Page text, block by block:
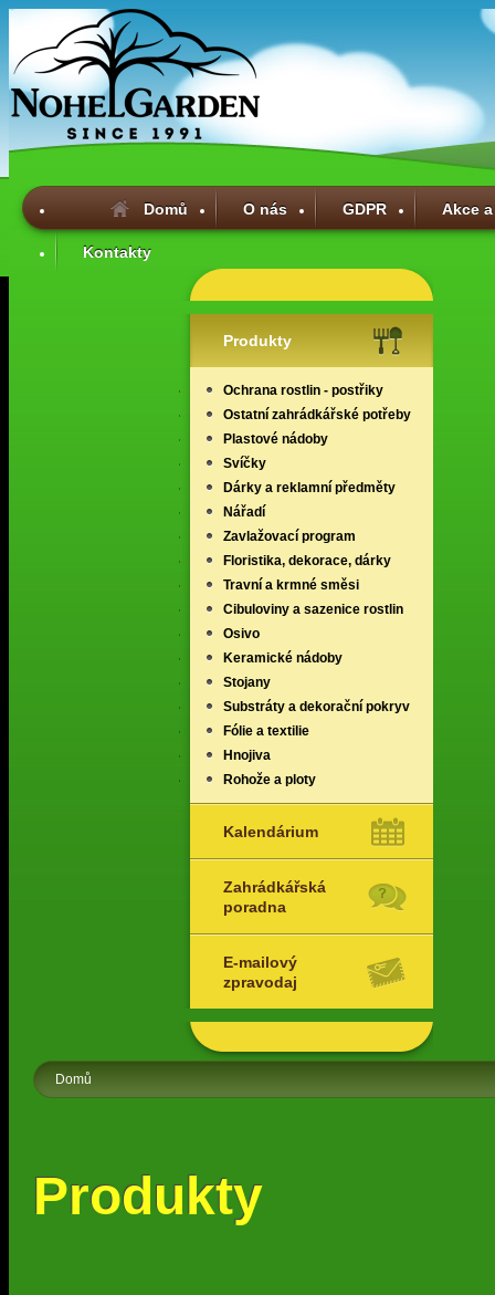
Domů O nás GDPR Akce
Kontakty
Produkty
Ochrana rostlin - postřiky
Ostatní zahrádkářské potřeby
Plastové nádoby
Svíčky
Dárky a reklamní předměty
Nářadí
Zavlažovací program
Floristika, dekorace, dárky
Travní a krmné směsi
Cibuloviny a sazenice rostlin
Osivo
Keramické nádoby
Stojany
Substráty a dekorační pokryv
Fólie a textilie
Hnojiva
Rohože a ploty
Kalendárium
Zahrádkářská
poradna
E-mailový
zpravodaj
Domů
Produkty